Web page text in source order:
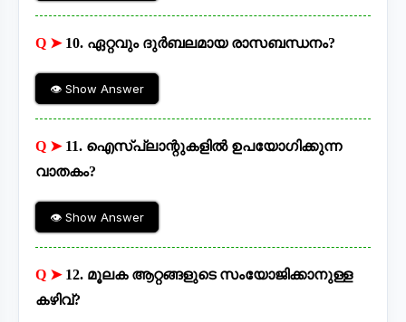
Q ➤ 10. ഏറ്റവും ദുർബലമായ രാസബന്ധനം?
👁 Show Answer
Q ➤ 11. ഐസ്പ്ലാന്റുകളിൽ ഉപയോഗിക്കുന്ന
വാതകം?
👁 Show Answer
Q ➤ 12. മൂലക ആറ്റങ്ങളുടെ സംയോജിക്കാനുള്ള
കഴിവ്?